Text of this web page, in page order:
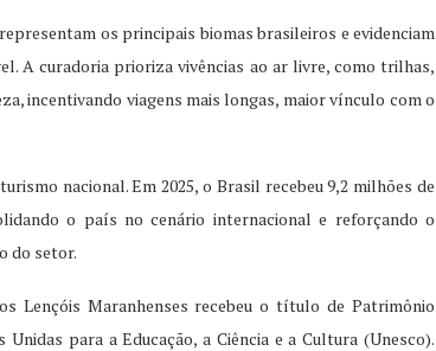
os principais biomas brasileiros e evidenciam
A curadoria prioriza vivências ao ar livre, como trilhas,
incentivando viagens mais longas, maior vínculo com o
nacional. Em 2025, o Brasil recebeu 9,2 milhões de
o país no cenário internacional e reforçando o
do setor.
Lençóis Maranhenses recebeu o título de Patrimônio
para a Educação, a Ciência e a Cultura (Unesco).